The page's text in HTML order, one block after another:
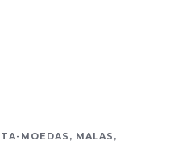
MOEDAS, MALAS,